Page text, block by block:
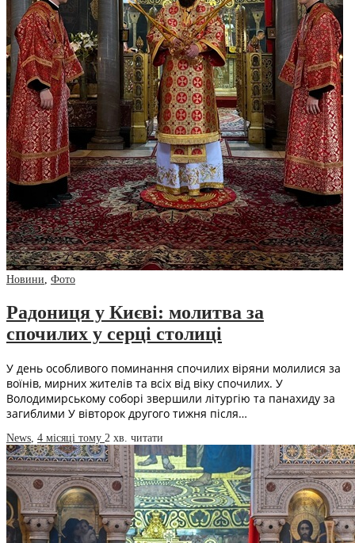
Новини, Фото
Радониця у Києві: молитва за
спочилих у серці столиці
У день особливого поминання спочилих віряни молилися за
воїнів, мирних жителів та всіх від віку спочилих. У
Володимирському соборі звершили літургію та панахиду за
загиблими У вівторок другого тижня після…
News, 4 місяці тому 2 хв. читати